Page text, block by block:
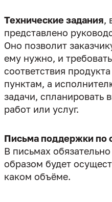
Технические задания,
представлено
Оно позволит
ему нужно, и
соответствия
пунктам, а
задачи, спланировать
работ или услуг.
Письма поддержки по
В письмах
образом будет
каком объёме.